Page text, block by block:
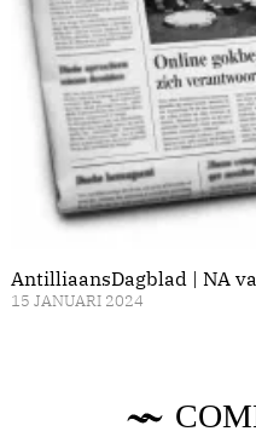
AntilliaansDagblad | NA
15 JANUARI 2024